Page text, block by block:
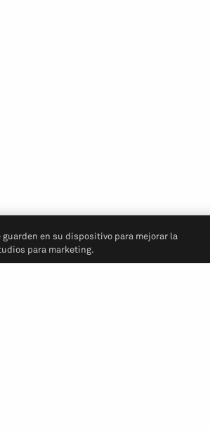
en su dispositivo para mejorar la
para marketing.